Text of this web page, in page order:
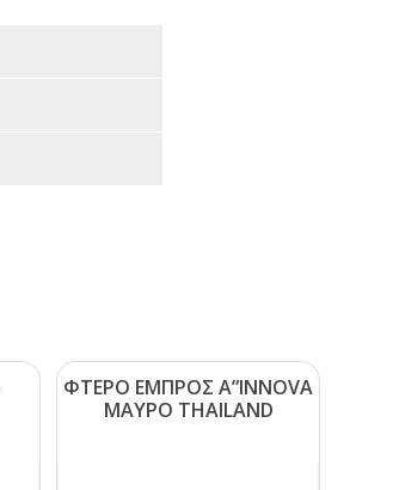
ΦΤΕΡΟ ΕΜΠΡΟΣ Α”ΙΝΝΟVΑ
ΜΑΥΡΟ ΤΗΑΙLΑΝD